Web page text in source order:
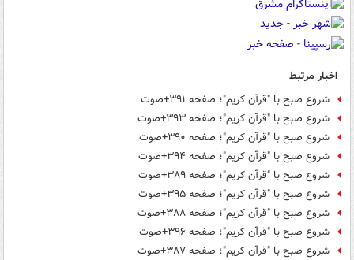
اخبار مرتبط
شروع صبح با "قرآن کریم"؛ صفحه ۳۹۱+صوت
شروع صبح با "قرآن کریم"؛ صفحه ۳۹۳+صوت
شروع صبح با "قرآن کریم"؛ صفحه ۳۹۰+صوت
شروع صبح با "قرآن کریم"؛ صفحه ۳۹۴+صوت
شروع صبح با "قرآن کریم"؛ صفحه ۳۸۹+صوت
شروع صبح با "قرآن کریم"؛ صفحه ۳۹۵+صوت
شروع صبح با "قرآن کریم"؛ صفحه ۳۸۸+صوت
شروع صبح با "قرآن کریم"؛ صفحه ۳۹۶+صوت
شروع صبح با "قرآن کریم"؛ صفحه ۳۸۷+صوت